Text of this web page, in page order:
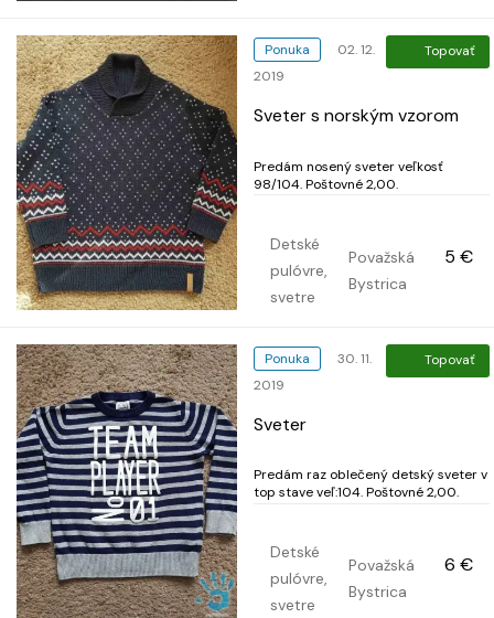
Ponuka
02. 12.
2019
Topovať
Sveter s norským vzorom
Predám nosený sveter veľkosť
98/104. Poštovné 2,00.
Detské
pulóvre,
svetre
Považská
Bystrica
5 €
Ponuka
30. 11.
2019
Topovať
Sveter
Predám raz oblečený detský sveter v
top stave veľ:104. Poštovné 2,00.
Detské
pulóvre,
svetre
Považská
Bystrica
6 €